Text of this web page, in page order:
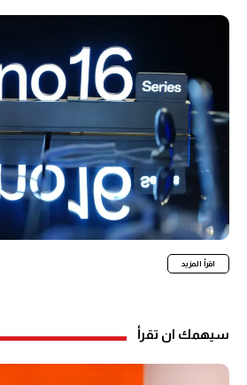
اقرأ المزيد
سيهمك ان تقرأ